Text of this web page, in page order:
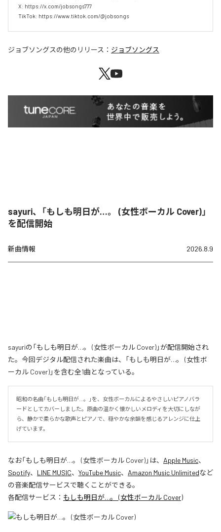
X: https://x.com/jobsongs777
TikTok: https://www.tiktok.com/@jobsongs
ジョブソングスの他のリリース： ジョブソングス
sayuri、「もしも明日が…。 (女性ボーカル Cover)」
を配信開始
新曲情報 2026.8.9
sayuriの「もしも明日が…。 (女性ボーカル Cover)」が配信開始され
た。今回デジタル配信された楽曲は、「もしも明日が…。 (女性ボ
ーカル Cover)」を含む全1曲となっている。
昭和の名曲「もしも明日が…。」を、女性ボーカルによるやさしいピアノバラ
ードとしてカバーしました。原曲の温かく懐かしいメロディを大切にしなが
ら、静かで柔らかな歌声とピアノで、穏やかな余韻を感じるアレンジに仕上
げています。
なお「もしも明日が…。 (女性ボーカル Cover)」は、 Apple Music、
Spotify、 LINE MUSIC、 YouTube Music、 Amazon Music Unlimitedなど
の音楽配信サービスで聴くことができる。
各配信サービス： もしも明日が…。 (女性ボーカル Cover)